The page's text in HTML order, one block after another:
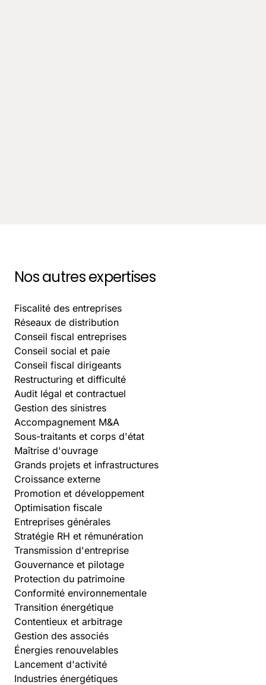
Nos autres expertises
Fiscalité des entreprises
Réseaux de distribution
Conseil fiscal entreprises
Conseil social et paie
Conseil fiscal dirigeants
Restructuring et difficulté
Audit légal et contractuel
Gestion des sinistres
Accompagnement M&A
Sous-traitants et corps d'état
Maîtrise d'ouvrage
Grands projets et infrastructures
Croissance externe
Promotion et développement
Optimisation fiscale
Entreprises générales
Stratégie RH et rémunération
Transmission d'entreprise
Gouvernance et pilotage
Protection du patrimoine
Conformité environnementale
Transition énergétique
Contentieux et arbitrage
Gestion des associés
Énergies renouvelables
Lancement d'activité
Industries énergétiques